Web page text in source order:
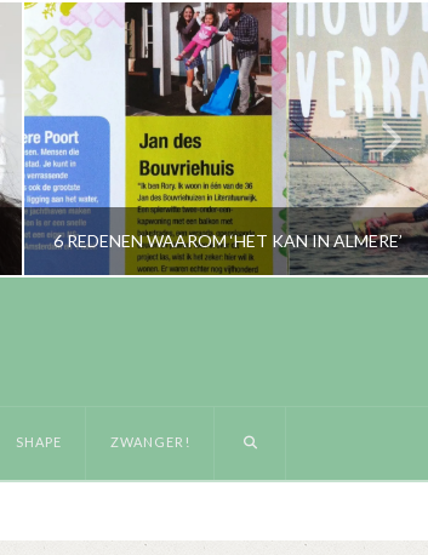
6 REDENEN WAAROM ‘HET KAN IN ALMERE’
SHAPE ZWANGER!